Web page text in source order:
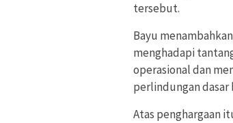
tersebut.
Bayu
menghadapi
operasional dan
perlindungan
Atas penghargaan